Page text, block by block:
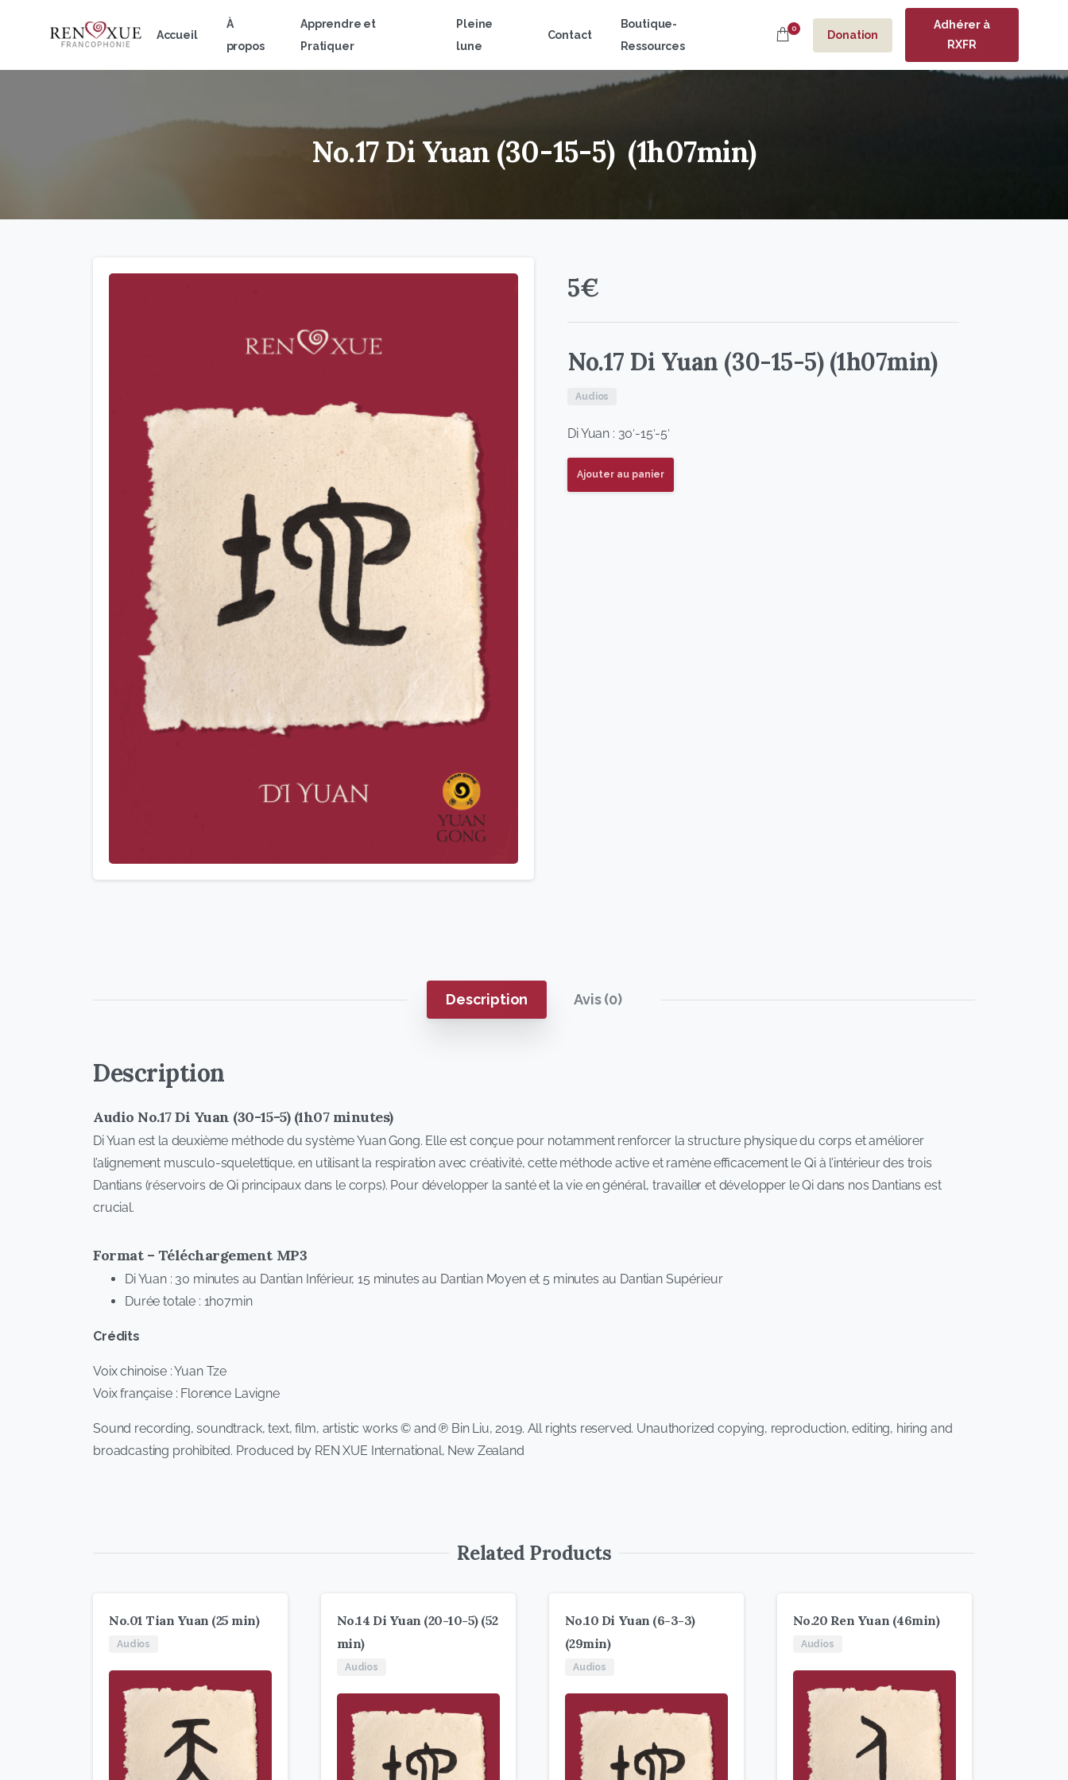
Accueil
À
propos
Apprendre et
Pratiquer
Pleine
lune
Contact
Boutique-
Ressources
0 Donation
Adhérer à
RXFR
No.17 Di Yuan (30-15-5) (1h07min)
5€
No.17 Di Yuan (30-15-5) (1h07min)
Audios
Di Yuan : 30′-15′-5′
Ajouter au panier
Description Avis (0)
Description
Audio No.17 Di Yuan (30-15-5) (1h07 minutes)
Di Yuan est la deuxième méthode du système Yuan Gong. Elle est conçue pour notamment renforcer la structure physique du corps et améliorer
l’alignement musculo-squelettique, en utilisant la respiration avec créativité, cette méthode active et ramène efficacement le Qi à l’intérieur des trois
Dantians (réservoirs de Qi principaux dans le corps). Pour développer la santé et la vie en général, travailler et développer le Qi dans nos Dantians est
crucial.
Format – Téléchargement MP3
Di Yuan : 30 minutes au Dantian Inférieur, 15 minutes au Dantian Moyen et 5 minutes au Dantian Supérieur
Durée totale : 1h07min
Crédits
Voix chinoise : Yuan Tze
Voix française : Florence Lavigne
Sound recording, soundtrack, text, film, artistic works © and ℗ Bin Liu, 2019. All rights reserved. Unauthorized copying, reproduction, editing, hiring and
broadcasting prohibited. Produced by REN XUE International, New Zealand
Related Products
No.01 Tian Yuan (25 min)
Audios
No.14 Di Yuan (20-10-5) (52
min)
Audios
No.10 Di Yuan (6-3-3)
(29min)
Audios
No.20 Ren Yuan (46min)
Audios